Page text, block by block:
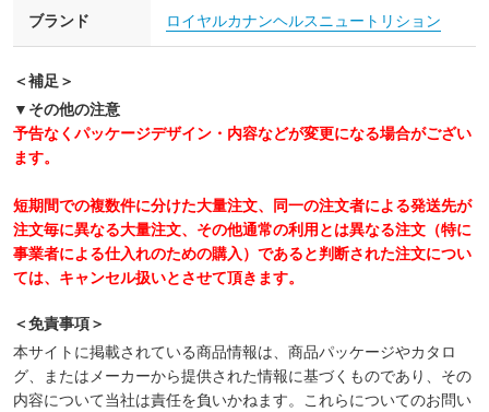
ブランド ロイヤルカナンヘルスニュートリション
＜補足＞
▼その他の注意
予告なくパッケージデザイン・内容などが変更になる場合がござい
ます。
短期間での複数件に分けた大量注文、同一の注文者による発送先が
注文毎に異なる大量注文、その他通常の利用とは異なる注文（特に
事業者による仕入れのための購入）であると判断された注文につい
ては、キャンセル扱いとさせて頂きます。
＜免責事項＞
本サイトに掲載されている商品情報は、商品パッケージやカタロ
グ、またはメーカーから提供された情報に基づくものであり、その
内容について当社は責任を負いかねます。これらについてのお問い